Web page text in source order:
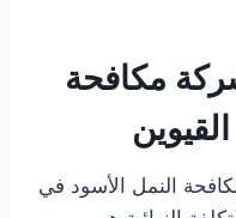
مكافحة
النمل الأسود في